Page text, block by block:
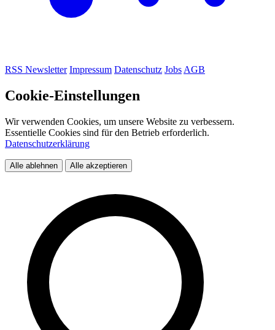
RSS Newsletter Impressum Datenschutz JobsAGB
Cookie-Einstellungen
Wir verwenden Cookies, um unsere Website zu verbessern.
Essentielle Cookies sind für den Betrieb erforderlich.
Datenschutzerklärung
Alle ablehnen Alle akzeptieren